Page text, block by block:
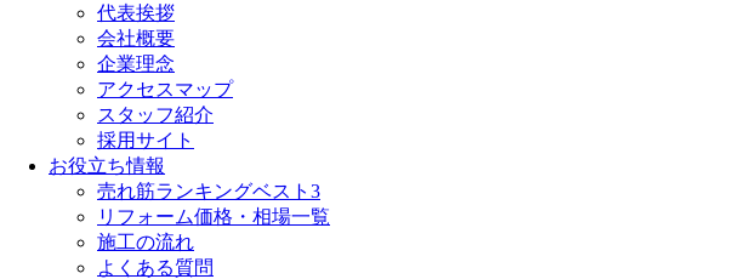
代表挨拶
会社概要
企業理念
アクセスマップ
スタッフ紹介
採用サイト
お役立ち情報
売れ筋ランキングベスト3
リフォーム価格・相場一覧
施工の流れ
よくある質問